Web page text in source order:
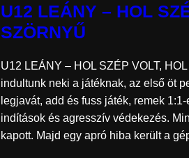
U12 LEÁNY – HOL
SZÖRNYŰ
U12 LEÁNY – HOL SZÉP VOLT,
indultunk neki a játéknak, az első öt
legjavát, add és fuss játék, remek
indítások és agresszív védekezés.
kapott. Majd egy apró hiba került a